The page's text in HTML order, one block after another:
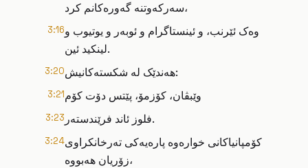
سەرکەوتنە گەورەکانم کرد،
3:16وەک ئێرنب، و ئینستاگرام و ئوبەر و یوتیوب و
لینکید ئین.
3:20 هەندێک لە شکستەکانیش:
3:21وێبڤان، کۆزمۆ، پێتس دۆت کۆم
3:23 فلوز ئاند فرێندستەر.
3:24کۆمپانیاکانی خوارەوە پارەیەکی تەرخانکراوی
زۆریان هەبووە،